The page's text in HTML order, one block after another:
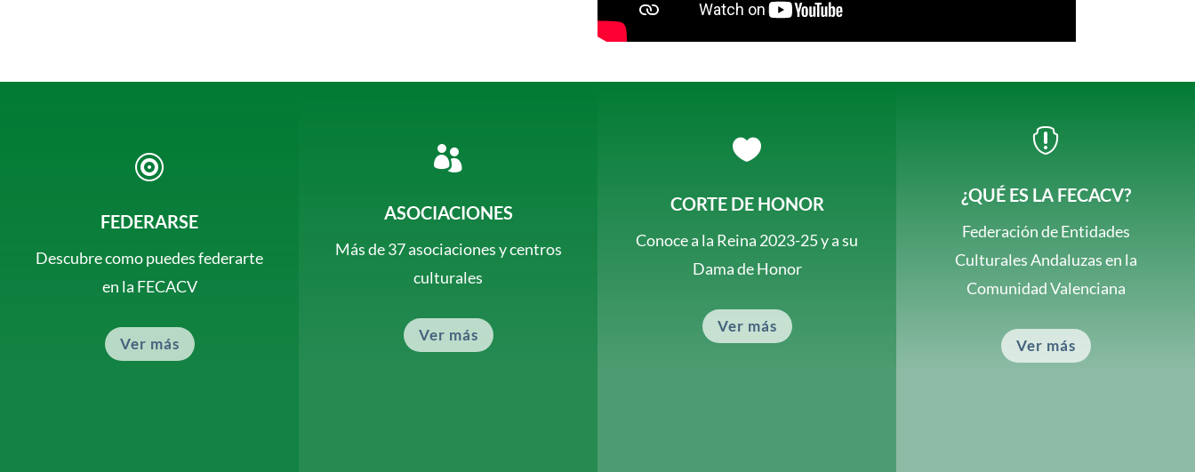

FEDERARSE
Descubre como puedes federarte
en la FECACV
Ver más

ASOCIACIONES
Más de 37 asociaciones y centros
culturales
Ver más

CORTE DE HONOR
Conoce a la Reina 2023-25 y a su
Dama de Honor
Ver más

¿QUÉ ES LA FECACV?
Federación de Entidades
Culturales Andaluzas en la
Comunidad Valenciana
Ver más